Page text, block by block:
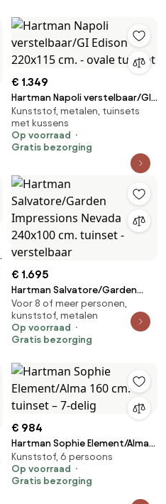
€ 1.349
Hartman Napoli verstelbaar/GI
Edison 220x115 cm. - ovale
tuinset
Kunststof, metalen, tuinsets
met kussens
Op voorraad
Gratis bezorging
€ 1.695
Hartman Salvatore/Garden
Impressions Nevada 240x100
cm. tuinset - verstelbaar
Voor 8 of meer personen,
kunststof, metalen
Op voorraad
Gratis bezorging
€ 984
Hartman Sophie Element/Alma
160 cm. tuinset – 7-delig
Kunststof, 6 persoons
Op voorraad
Gratis bezorging